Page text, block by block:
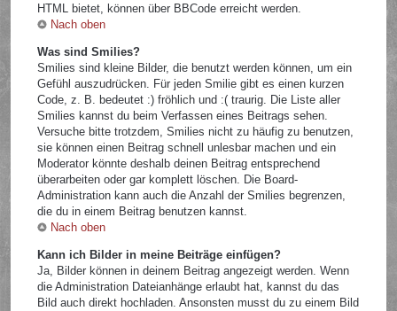
HTML bietet, können über BBCode erreicht werden.
Nach oben
Was sind Smilies?
Smilies sind kleine Bilder, die benutzt werden können, um ein
Gefühl auszudrücken. Für jeden Smilie gibt es einen kurzen
Code, z. B. bedeutet :) fröhlich und :( traurig. Die Liste aller
Smilies kannst du beim Verfassen eines Beitrags sehen.
Versuche bitte trotzdem, Smilies nicht zu häufig zu benutzen,
sie können einen Beitrag schnell unlesbar machen und ein
Moderator könnte deshalb deinen Beitrag entsprechend
überarbeiten oder gar komplett löschen. Die Board-
Administration kann auch die Anzahl der Smilies begrenzen,
die du in einem Beitrag benutzen kannst.
Nach oben
Kann ich Bilder in meine Beiträge einfügen?
Ja, Bilder können in deinem Beitrag angezeigt werden. Wenn
die Administration Dateianhänge erlaubt hat, kannst du das
Bild auch direkt hochladen. Ansonsten musst du zu einem Bild